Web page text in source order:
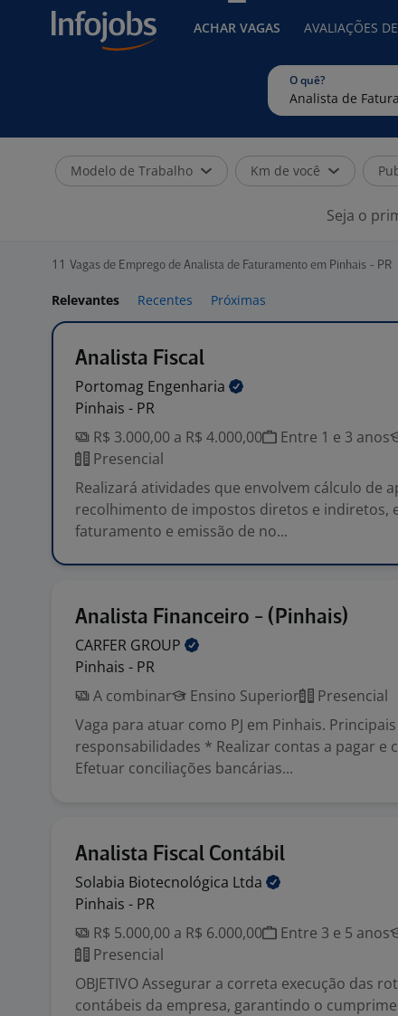
ACHAR VAGAS AVALIAÇÕES
O quê?
Modelo de Trabalho Km de você
Seja o
11 Vagas de Emprego de Analista de Faturamento em Pinhais - PR
Relevantes Recentes Próximas
Analista Fiscal
Portomag Engenharia
Pinhais - PR
R$ 3.000,00 a R$ 4.000,00
Entre 1 e 3 anos
Presencial
Realizará atividades que envolvem cálculo de
recolhimento de impostos diretos e indiretos,
faturamento e emissão de no...
Analista Financeiro - (Pinhais)
CARFER GROUP
Pinhais - PR
A combinar
Ensino Superior
Presencial
Vaga para atuar como PJ em Pinhais. Principais
responsabilidades * Realizar contas a pagar e
Efetuar conciliações bancárias...
Analista Fiscal Contábil
Solabia Biotecnológica Ltda
Pinhais - PR
R$ 5.000,00 a R$ 6.000,00
Entre 3 e 5 anos
Presencial
OBJETIVO Assegurar a correta execução das
contábeis da empresa, garantindo o